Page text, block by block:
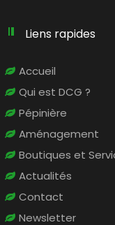
Liens rapides
Accueil
Qui est DCG ?
Pépinière
Aménagement
Boutiques et
Actualités
Contact
Newsletter